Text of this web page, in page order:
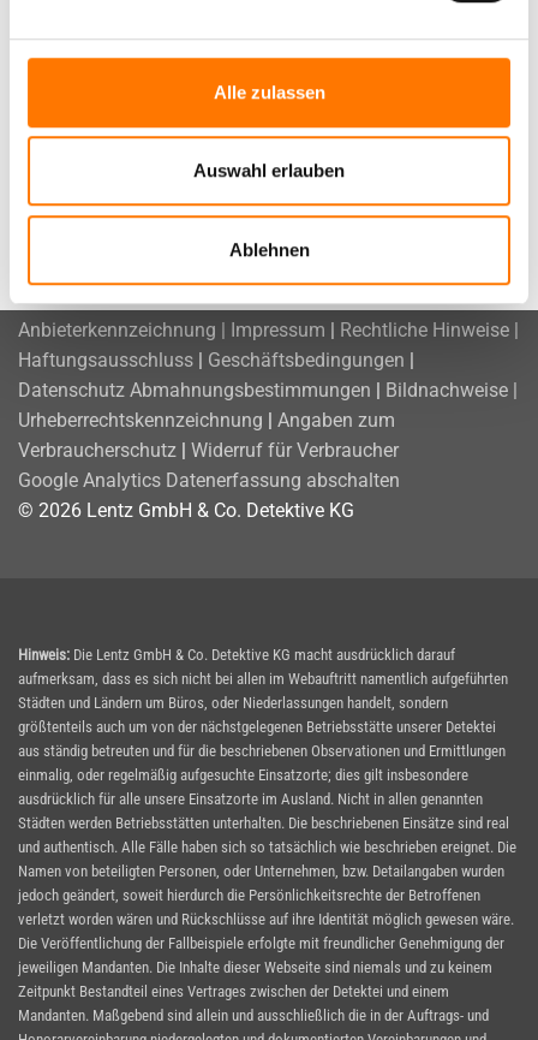
Alle zulassen
Auswahl erlauben
Ablehnen
Aktuelle News
News Archiv
Anbieterkennzeichnung | Impressum | Rechtliche Hinweise |
Haftungsausschluss | Geschäftsbedingungen |
Datenschutz Abmahnungsbestimmungen | Bildnachweise |
Urheberrechtskennzeichnung | Angaben zum
Verbraucherschutz | Widerruf für Verbraucher
Google Analytics Datenerfassung abschalten
© 2026 Lentz GmbH & Co. Detektive KG
Hinweis: Die Lentz GmbH & Co. Detektive KG macht ausdrücklich darauf
aufmerksam, dass es sich nicht bei allen im Webauftritt namentlich aufgeführten
Städten und Ländern um Büros, oder Niederlassungen handelt, sondern
größtenteils auch um von der nächstgelegenen Betriebsstätte unserer Detektei
aus ständig betreuten und für die beschriebenen Observationen und Ermittlungen
einmalig, oder regelmäßig aufgesuchte Einsatzorte; dies gilt insbesondere
ausdrücklich für alle unsere Einsatzorte im Ausland. Nicht in allen genannten
Städten werden Betriebsstätten unterhalten. Die beschriebenen Einsätze sind real
und authentisch. Alle Fälle haben sich so tatsächlich wie beschrieben ereignet. Die
Namen von beteiligten Personen, oder Unternehmen, bzw. Detailangaben wurden
jedoch geändert, soweit hierdurch die Persönlichkeitsrechte der Betroffenen
verletzt worden wären und Rückschlüsse auf ihre Identität möglich gewesen wäre.
Die Veröffentlichung der Fallbeispiele erfolgte mit freundlicher Genehmigung der
jeweiligen Mandanten. Die Inhalte dieser Webseite sind niemals und zu keinem
Zeitpunkt Bestandteil eines Vertrages zwischen der Detektei und einem
Mandanten. Maßgebend sind allein und ausschließlich die in der Auftrags- und